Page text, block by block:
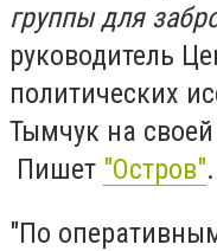
группы для
руководитель
политических
Тымчук на
Пишет "Остров".
"По